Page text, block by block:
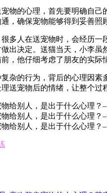
物的心理，首先要明确自
，确保宠物能够得到妥善照
多人在送宠物时，会经历
出决定。送猫当天，小李
，他仔细考虑了朋友的实际
杂的行为，背后的心理因
送宠物后的情绪，让整个过